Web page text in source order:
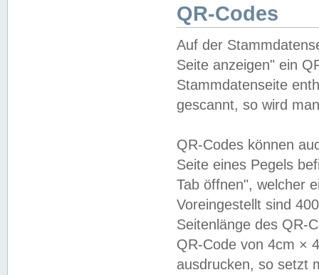
QR-Codes
Auf der
Seite anzeigen" ein
Stammdatenseite
gescannt, so wird
QR-Codes können
Seite eines Pegels
Tab öffnen", welcher
Voreingestellt sind
Seitenlänge des QR-
QR-Code von 4cm ×
ausdrucken, so setzt